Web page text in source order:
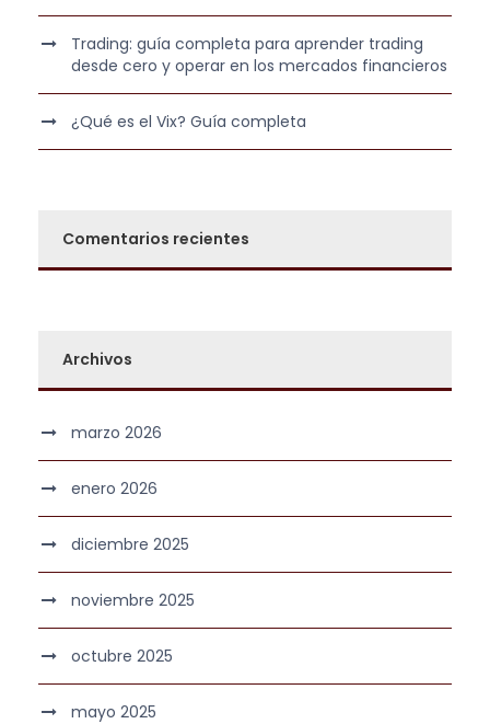
Trading: guía completa para aprender trading
desde cero y operar en los mercados financieros
¿Qué es el Vix? Guía completa
Comentarios recientes
Archivos
marzo 2026
enero 2026
diciembre 2025
noviembre 2025
octubre 2025
mayo 2025